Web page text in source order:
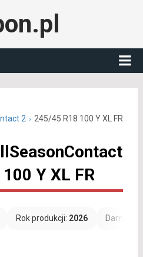
2 245/45 R18 100 Y XL FR
Y XL FR
Rok produkcji: 2026